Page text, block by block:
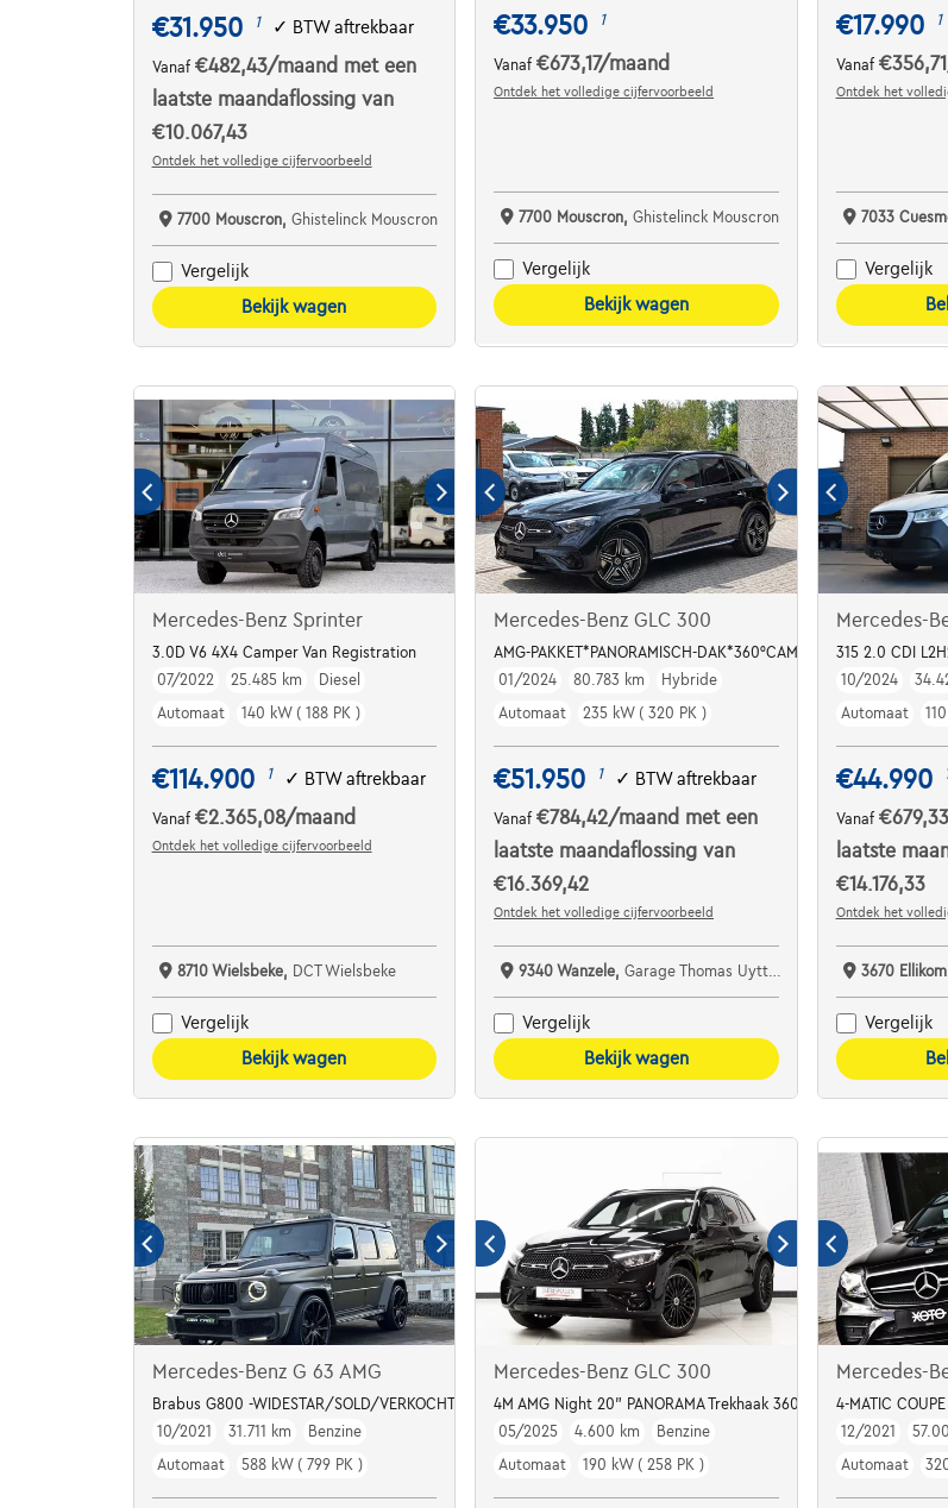
€31.950 1 ✓ BTW aftrekbaar
Vanaf €482,43/maand met een
laatste maandaflossing van
€10.067,43
Ontdek het volledige cijfervoorbeeld
7700 Mouscron, Ghistelinck Mouscron
Vergelijk
Bekijk wagen
€33.950 1
Vanaf€673,17/maand
Ontdek het volledige cijfervoorbeeld
7700 Mouscron,Ghistelinck Mouscron
Vergelijk
Bekijk wagen
€17.990 1
Vanaf €356,71
Ontdek het
7033
Vergelijk
Mercedes-Benz Sprinter
3.0D V6 4X4 Camper Van Registration
07/2022
25.485 km
Diesel
Automaat
140 kW ( 188 PK )
€114.900 1 ✓ BTW aftrekbaar
Vanaf €2.365,08/maand
Ontdek het volledige cijfervoorbeeld
8710 Wielsbeke, DCT Wielsbeke
Vergelijk
Bekijk wagen
Mercedes-Benz GLC 300
AMG-PAKKET*PANORAMISCH-
01/2024
80.783 km
Hybride
Automaat
235 kW ( 320 PK )
€51.950 1 ✓ BTW aftrekbaar
Vanaf€784,42/maand met een
laatste maandaflossing van
€16.369,42
Ontdek het volledige cijfervoorbeeld
9340 Wanzele,Garage Thomas Uyttendaele
Vergelijk
Bekijk wagen
Mercedes-
315 2.0 CDI
10/2024
Automaat
€44.990
Vanaf €679,33
laatste
€14.176,33
Ontdek het
3670
Vergelijk
Mercedes-Benz G 63 AMG
Brabus G800 -WIDESTAR/SOLD/VERKOCHT/VENDU
10/2021
31.711 km
Benzine
Automaat
588 kW ( 799 PK )
Mercedes-Benz GLC 300
4M AMG Night 20" PANORAMA Trekhaak 360°cam Memory
05/2025
4.600 km
Benzine
Automaat
190 kW ( 258 PK )
Mercedes-
4-MATIC
12/2021
Automaat